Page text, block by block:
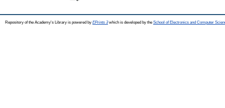
Repository of the Academy's Library is powered by EPrints 3which is developed by the School of Electronics and Computer